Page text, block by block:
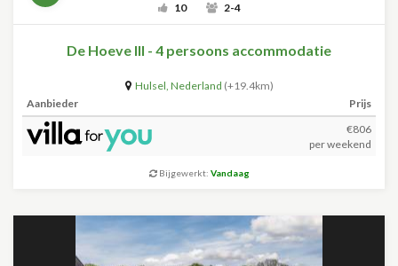
10 2-4
De Hoeve III - 4 persoons accommodatie
Hulsel, Nederland (+19.4km)
Aanbieder
Prijs
€806
per weekend
Bijgewerkt: Vandaag